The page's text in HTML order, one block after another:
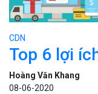
CDN
Top 6 lợi
Hoàng Văn Khang
08-06-2020